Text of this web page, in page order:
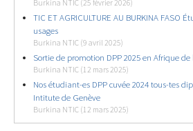
Burkina NTIC (25 février 2026)
TIC ET AGRICULTURE AU BURKINA FASO
usages
Burkina NTIC (9 avril 2025)
Sortie de promotion DPP 2025 en Afrique de
Burkina NTIC (12 mars 2025)
Nos étudiant-es DPP cuvée 2024 tous-tes
Intitute de Genève
Burkina NTIC (12 mars 2025)